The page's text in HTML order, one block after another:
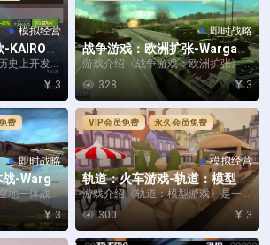
模拟经营
-KAIROS
史上开发的
合集！适
3
即时战略
战争游戏：欧洲扩张-Wargam
e: European Escalation
游戏介绍《战争游戏：欧洲扩张》是
Eugen Systems制作、Focus Ho...
328 3
费
即时战略
战-Warga
地一体战》
期的所有军
3
VIP会员免费 永久会员免费
模拟经营
轨道：火车游戏-轨道：模型游
戏-Tracks – The Train Set G
ame
游戏介绍《轨道：模型游戏》是一款
制作精美的火车轨道建造模拟游戏，
你将运用游戏种的...
300 3